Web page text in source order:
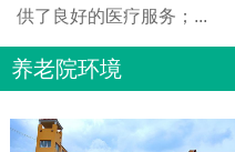
供了良好的医疗服务；...
养老院环境